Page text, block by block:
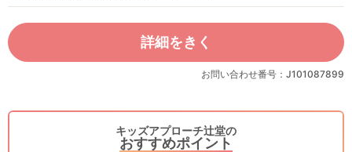
詳細をきく
お問い合わせ番号：J101087899
キッズアプローチ辻堂の
おすすめポイント